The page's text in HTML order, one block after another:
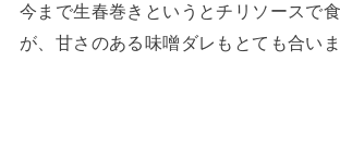
今まで生春巻きというとチリソースで
が、甘さのある味噌ダレもとても合いま